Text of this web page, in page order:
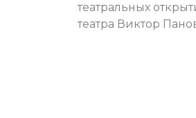
театральных
театра Виктор